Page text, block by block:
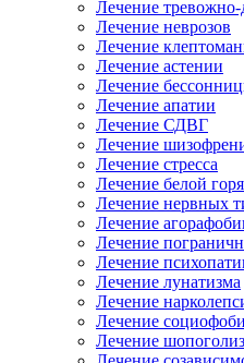
Лечение тревожно-
Лечение неврозов
Лечение
Лечение астении
Лечение
Лечение апатии
Лечение СДВГ
Лечение
Лечение стресса
Лечение белой
Лечение нервных
Лечение
Лечение
Лечение
Лечение лунатизма
Лечение
Лечение
Лечение